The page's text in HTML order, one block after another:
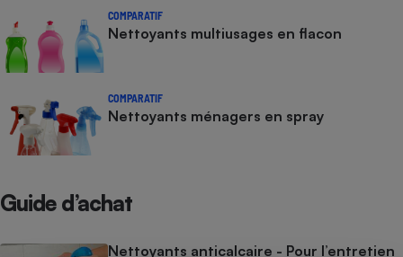
COMPARATIF
Nettoyants multiusages en flacon
COMPARATIF
Nettoyants ménagers en spray
Guide d’achat
Nettoyants anticalcaire - Pour l’entretien